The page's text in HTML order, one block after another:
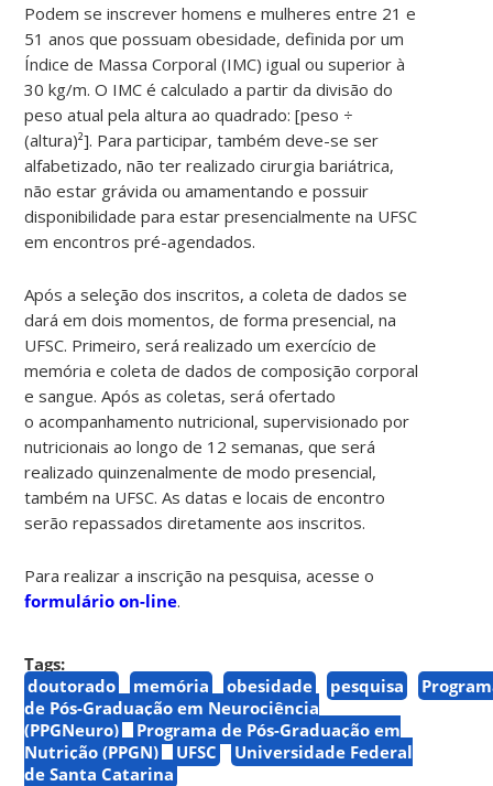
Podem se inscrever homens e mulheres entre 21 e
51 anos que possuam obesidade, definida por um
Índice de Massa Corporal (IMC) igual ou superior à
30 kg/m. O IMC é calculado a partir da divisão do
peso atual pela altura ao quadrado: [peso ÷
(altura)²]. Para participar, também deve-se ser
alfabetizado, não ter realizado cirurgia bariátrica,
não estar grávida ou amamentando e possuir
disponibilidade para estar presencialmente na UFSC
em encontros pré-agendados.
Após a seleção dos inscritos, a coleta de dados se
dará em dois momentos, de forma presencial, na
UFSC. Primeiro, será realizado um exercício de
memória e coleta de dados de composição corporal
e sangue. Após as coletas, será ofertado
o acompanhamento nutricional, supervisionado por
nutricionais ao longo de 12 semanas, que será
realizado quinzenalmente de modo presencial,
também na UFSC. As datas e locais de encontro
serão repassados diretamente aos inscritos.
Para realizar a inscrição na pesquisa, acesse o
formulário on-line.
Tags:
doutorado
memória obesidade pesquisa
de Pós-Graduação em Neurociência
(PPGNeuro)
Programa de Pós-Graduação em
Nutrição (PPGN)
UFSC
Universidade Federal
de Santa Catarina